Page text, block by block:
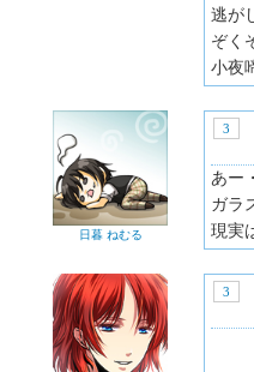
逃が
ぞく
小夜
日暮 ねむる
3
あー
ガラ
現実
3